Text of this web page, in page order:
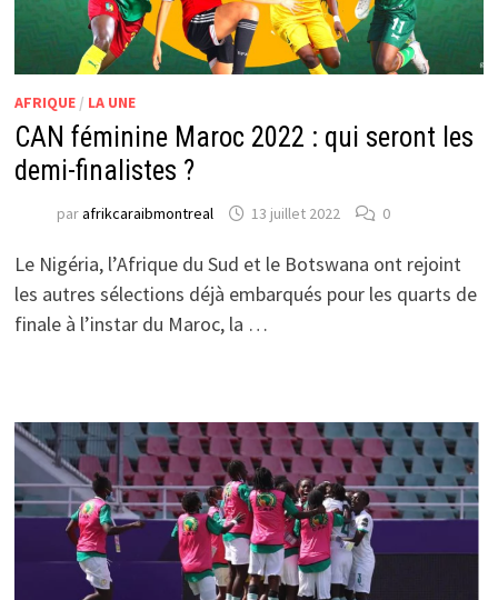
AFRIQUE/ LA UNE
CAN féminine Maroc 2022 : qui seront les
demi-finalistes ?
parafrikcaraibmontreal 13 juillet 2022 0
Le Nigéria, l’Afrique du Sud et le Botswana ont rejoint
les autres sélections déjà embarqués pour les quarts de
finale à l’instar du Maroc, la …